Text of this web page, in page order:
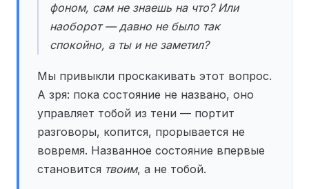
фоном, сам не знаешь на что? Или
наоборот — давно не было так
спокойно, а ты и не заметил?
Мы привыкли проскакивать этот вопрос.
А зря: пока состояние не названо, оно
управляет тобой из тени — портит
разговоры, копится, прорывается не
вовремя. Названное состояние впервые
становится твоим, а не тобой.